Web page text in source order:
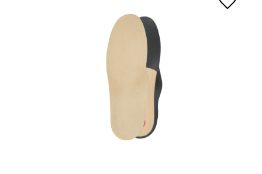
Suela cómoda como en nube.
La superficie Alcantara de alta calidad y amigable
para la piel garantiza un clima agradable en el
La innovadora Memoria Lamex combina
propiedades de uso óptimas con tecnología de